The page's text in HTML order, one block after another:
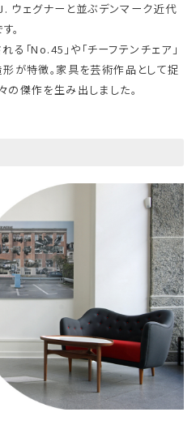
ウェグナーと並ぶデンマーク近代
。
る「No.45」や「チーフテンチェア」
が特徴。家具を芸術作品として捉
の傑作を生み出しました。